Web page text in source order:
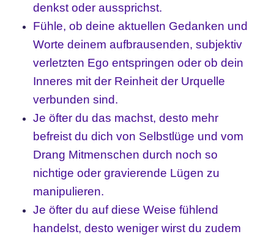
denkst oder aussprichst.
Fühle, ob deine aktuellen Gedanken und
Worte deinem aufbrausenden, subjektiv
verletzten Ego entspringen oder ob dein
Inneres mit der Reinheit der Urquelle
verbunden sind.
Je öfter du das machst, desto mehr
befreist du dich von Selbstlüge und vom
Drang Mitmenschen durch noch so
nichtige oder gravierende Lügen zu
manipulieren.
Je öfter du auf diese Weise fühlend
handelst, desto weniger wirst du zudem